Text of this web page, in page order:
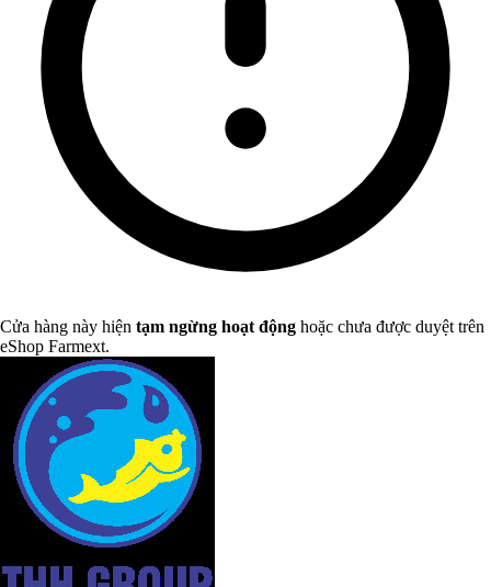
Cửa hàng này hiện tạm ngừng hoạt động hoặc chưa được duyệt trên
eShop Farmext.